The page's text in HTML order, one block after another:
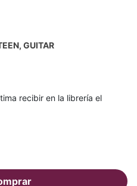
GUITAR
recibir en la librería el